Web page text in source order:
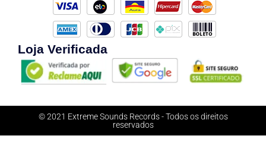
Loja Verificada
© 2021 Extreme Sounds Records - Todos os direitos
reservados